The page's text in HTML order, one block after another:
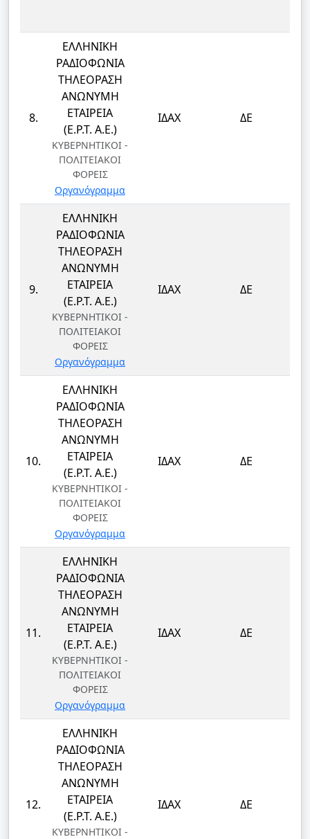
8.
ΕΛΛΗΝΙΚΗ
ΡΑΔΙΟΦΩΝΙΑ
ΤΗΛΕΟΡΑΣΗ
ΑΝΩΝΥΜΗ
ΕΤΑΙΡΕΙΑ
(Ε.Ρ.Τ. Α.Ε.)
ΚΥΒΕΡΝΗΤΙΚΟΙ -
ΠΟΛΙΤΕΙΑΚΟΙ
ΦΟΡΕΙΣ
Οργανόγραμμα
ΙΔΑΧ ΔΕ
9.
ΕΛΛΗΝΙΚΗ
ΡΑΔΙΟΦΩΝΙΑ
ΤΗΛΕΟΡΑΣΗ
ΑΝΩΝΥΜΗ
ΕΤΑΙΡΕΙΑ
(Ε.Ρ.Τ. Α.Ε.)
ΚΥΒΕΡΝΗΤΙΚΟΙ -
ΠΟΛΙΤΕΙΑΚΟΙ
ΦΟΡΕΙΣ
Οργανόγραμμα
ΙΔΑΧ ΔΕ
10.
ΕΛΛΗΝΙΚΗ
ΡΑΔΙΟΦΩΝΙΑ
ΤΗΛΕΟΡΑΣΗ
ΑΝΩΝΥΜΗ
ΕΤΑΙΡΕΙΑ
(Ε.Ρ.Τ. Α.Ε.)
ΚΥΒΕΡΝΗΤΙΚΟΙ -
ΠΟΛΙΤΕΙΑΚΟΙ
ΦΟΡΕΙΣ
Οργανόγραμμα
ΙΔΑΧ ΔΕ
11.
ΕΛΛΗΝΙΚΗ
ΡΑΔΙΟΦΩΝΙΑ
ΤΗΛΕΟΡΑΣΗ
ΑΝΩΝΥΜΗ
ΕΤΑΙΡΕΙΑ
(Ε.Ρ.Τ. Α.Ε.)
ΚΥΒΕΡΝΗΤΙΚΟΙ -
ΠΟΛΙΤΕΙΑΚΟΙ
ΦΟΡΕΙΣ
Οργανόγραμμα
ΙΔΑΧ ΔΕ
12.
ΕΛΛΗΝΙΚΗ
ΡΑΔΙΟΦΩΝΙΑ
ΤΗΛΕΟΡΑΣΗ
ΑΝΩΝΥΜΗ
ΕΤΑΙΡΕΙΑ
(Ε.Ρ.Τ. Α.Ε.)
ΚΥΒΕΡΝΗΤΙΚΟΙ -
ΙΔΑΧ ΔΕ